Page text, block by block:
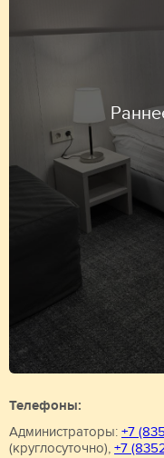
Телефоны:
Администраторы: +7
(круглосуточно), +7